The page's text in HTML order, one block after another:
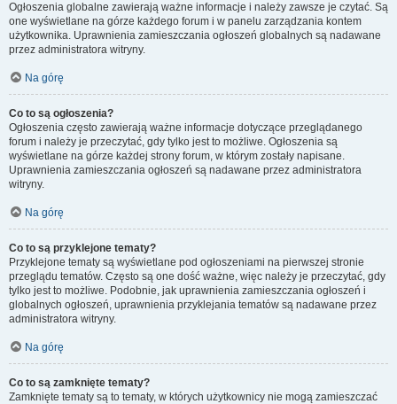
Ogłoszenia globalne zawierają ważne informacje i należy zawsze je czytać. Są
one wyświetlane na górze każdego forum i w panelu zarządzania kontem
użytkownika. Uprawnienia zamieszczania ogłoszeń globalnych są nadawane
przez administratora witryny.
Na górę
Co to są ogłoszenia?
Ogłoszenia często zawierają ważne informacje dotyczące przeglądanego
forum i należy je przeczytać, gdy tylko jest to możliwe. Ogłoszenia są
wyświetlane na górze każdej strony forum, w którym zostały napisane.
Uprawnienia zamieszczania ogłoszeń są nadawane przez administratora
witryny.
Na górę
Co to są przyklejone tematy?
Przyklejone tematy są wyświetlane pod ogłoszeniami na pierwszej stronie
przeglądu tematów. Często są one dość ważne, więc należy je przeczytać, gdy
tylko jest to możliwe. Podobnie, jak uprawnienia zamieszczania ogłoszeń i
globalnych ogłoszeń, uprawnienia przyklejania tematów są nadawane przez
administratora witryny.
Na górę
Co to są zamknięte tematy?
Zamknięte tematy są to tematy, w których użytkownicy nie mogą zamieszczać